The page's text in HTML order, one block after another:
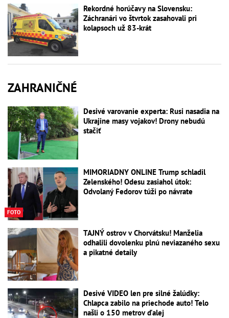
Rekordné horúčavy na Slovensku:
Záchranári vo štvrtok zasahovali pri
kolapsoch už 83-krát
ZAHRANIČNÉ
Desivé varovanie experta: Rusi nasadia na
Ukrajine masy vojakov! Drony nebudú
stačiť
FOTO
MIMORIADNY ONLINE Trump schladil
Zelenského! Odesu zasiahol útok:
Odvolaný Fedorov túži po návrate
TAJNÝ ostrov v Chorvátsku! Manželia
odhalili dovolenku plnú neviazaného sexu
a pikatné detaily
Desivé VIDEO len pre silné žalúdky:
Chlapca zabilo na priechode auto! Telo
našli o 150 metrov ďalej